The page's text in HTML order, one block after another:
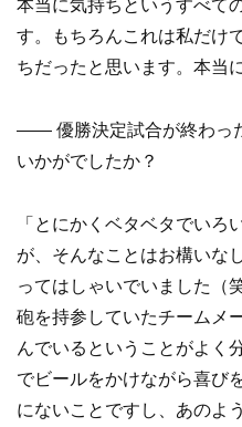
本当に気持ちというすべて
す。もちろんこれは私だけ
ちだったと思います。本当
—— 優勝決定試合が終わっ
いかがでしたか？
「とにかくベタベタでいろ
が、そんなことはお構いな
ってはしゃいでいました（
砲を持参していたチームメ
んでいるということがよく
でビールをかけながら喜び
にないことですし、あのよ